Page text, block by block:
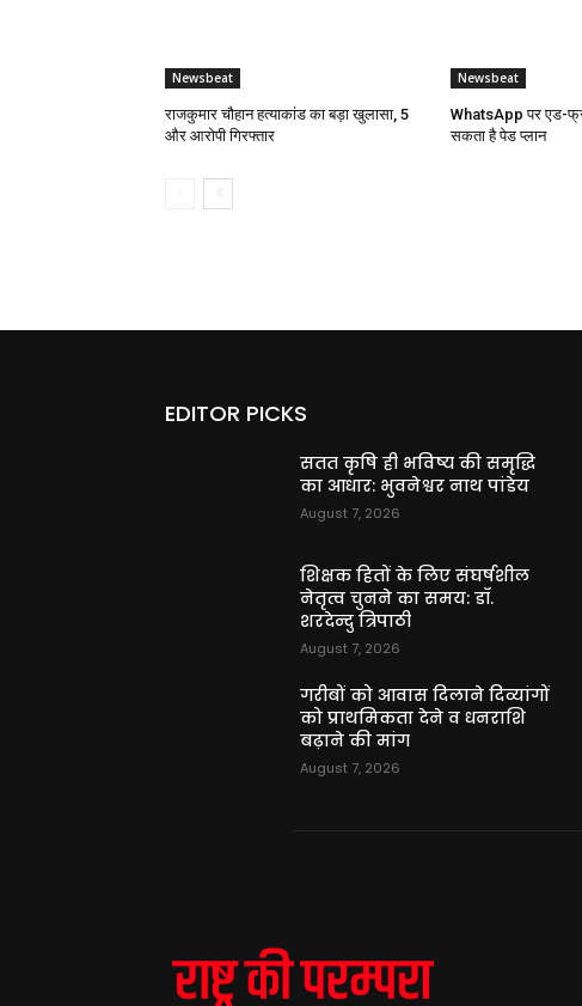
Newsbeat
राजकुमार चौहान हत्याकांड का बड़ा खुलासा, 5
और आरोपी गिरफ्तार
Newsbeat
WhatsApp पर एड-
सकता है पेड प्लान
EDITOR PICKS
सतत कृषि ही भविष्य की समृद्धि
का आधार: भुवनेश्वर नाथ पांडेय
August 7, 2026
शिक्षक हितों के लिए संघर्षशील
नेतृत्व चुनने का समय: डॉ.
शरदेन्दु त्रिपाठी
August 7, 2026
गरीबों को आवास दिलाने दिव्यांगों
को प्राथमिकता देने व धनराशि
बढ़ाने की मांग
August 7, 2026